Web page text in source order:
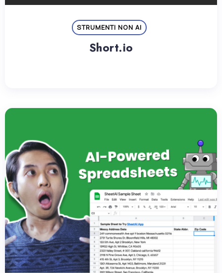
STRUMENTI NON AI
Short.io